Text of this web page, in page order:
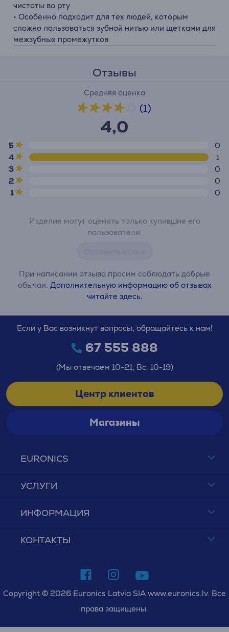
чистоты во рту
• Особенно подходит для тех людей, которым
сложно пользоваться зубной нитью или щетками для
межзубных промежутков
Отзывы
Средняя оценка
(1)
4,0
5
0
4
1
3
0
2
0
1
0
Изделие могут оценить только купившие его
пользователи.
При написании отзыва просим соблюдать добрые
обычаи. Дополнительную информацию об отзывах
читайте здесь.
EURONICS
УСЛУГИ
ИНФОРМАЦИЯ
КОНТАКТЫ
Если у Вас возникнут вопросы, обращайтесь к нам!
67 555 888
(Мы отвечаем 10-21, Вс. 10-19)
Центр клиентов
Магазины
Copyright © 2026 Euronics Latvia SIA www.euronics.lv. Все
права защищены.